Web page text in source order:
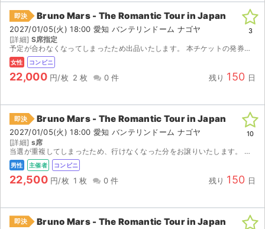
サイト情報
チケットジャム運営会社
プライバシーポリシー
即決 Bruno Mars - The Romantic Tour in Japan
2027/01/05(火) 18:00 愛知 バンテリンドーム ナゴヤ
[詳細] S席指定
予定が合わなくなってしまったため出品いたします。 本チケットの発券開始日は2026年12月28日です。 発券可能期間になりましたら、13ケタの発券番号をお伝えするので、ご自身で最寄りのセブンイレ...
女性 コンビニ
22,000 円/枚 2 枚 0 件 残り 150 日
3
即決 Bruno Mars - The Romantic Tour in Japan
2027/01/05(火) 18:00 愛知 バンテリンドーム ナゴヤ
[詳細] s席
当選が重複してしまったため、行けなくなった分をお譲りいたします。 発券開始後、発券番号をお知らせいたしますので、ご自身で発券をお願いいたします。 （2026/12/28〜発券開始） 【注意...
男性 主催者 コンビニ
22,500 円/枚 1 枚 0 件 残り 150 日
10
即決 Bruno Mars - The Romantic Tour in Japan